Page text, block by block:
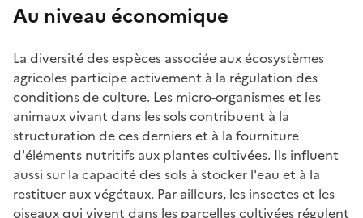
Au niveau économique
La diversité des espèces associée aux écosystèmes
agricoles participe activement à la régulation des
conditions de culture. Les micro-organismes et les
animaux vivant dans les sols contribuent à la
structuration de ces derniers et à la fourniture
d'éléments nutritifs aux plantes cultivées. Ils influent
aussi sur la capacité des sols à stocker l'eau et à la
restituer aux végétaux. Par ailleurs, les insectes et les
oiseaux qui vivent dans les parcelles cultivées régulent